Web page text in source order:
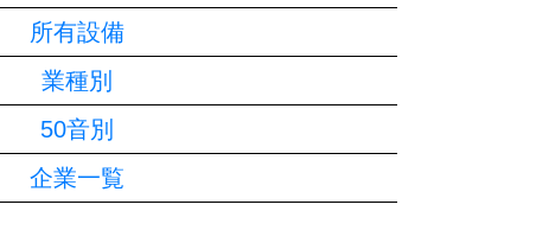
所有設備
業種別
50音別
企業一覧